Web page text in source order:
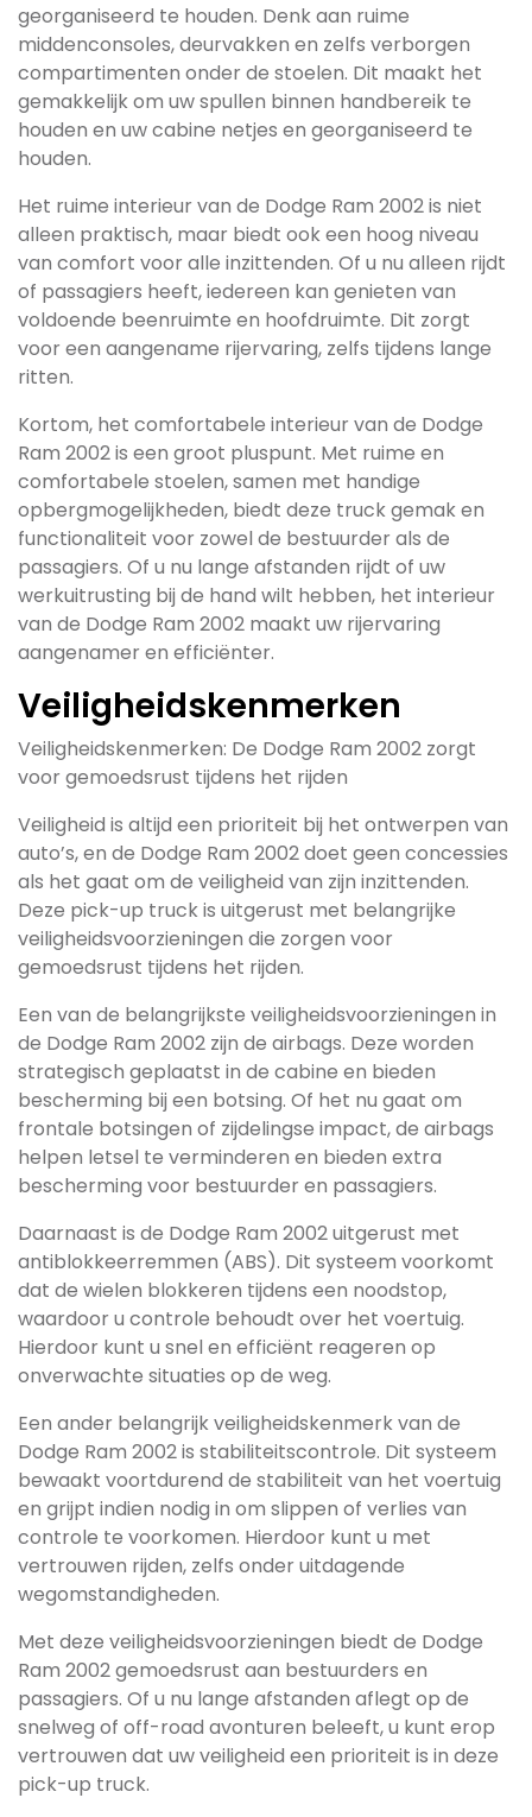
georganiseerd te houden. Denk aan ruime
middenconsoles, deurvakken en zelfs verborgen
compartimenten onder de stoelen. Dit maakt het
gemakkelijk om uw spullen binnen handbereik te
houden en uw cabine netjes en georganiseerd te
houden.
Het ruime interieur van de Dodge Ram 2002 is niet
alleen praktisch, maar biedt ook een hoog niveau
van comfort voor alle inzittenden. Of u nu alleen rijdt
of passagiers heeft, iedereen kan genieten van
voldoende beenruimte en hoofdruimte. Dit zorgt
voor een aangename rijervaring, zelfs tijdens lange
ritten.
Kortom, het comfortabele interieur van de Dodge
Ram 2002 is een groot pluspunt. Met ruime en
comfortabele stoelen, samen met handige
opbergmogelijkheden, biedt deze truck gemak en
functionaliteit voor zowel de bestuurder als de
passagiers. Of u nu lange afstanden rijdt of uw
werkuitrusting bij de hand wilt hebben, het interieur
van de Dodge Ram 2002 maakt uw rijervaring
aangenamer en efficiënter.
Veiligheidskenmerken
Veiligheidskenmerken: De Dodge Ram 2002 zorgt
voor gemoedsrust tijdens het rijden
Veiligheid is altijd een prioriteit bij het ontwerpen van
auto’s, en de Dodge Ram 2002 doet geen concessies
als het gaat om de veiligheid van zijn inzittenden.
Deze pick-up truck is uitgerust met belangrijke
veiligheidsvoorzieningen die zorgen voor
gemoedsrust tijdens het rijden.
Een van de belangrijkste veiligheidsvoorzieningen in
de Dodge Ram 2002 zijn de airbags. Deze worden
strategisch geplaatst in de cabine en bieden
bescherming bij een botsing. Of het nu gaat om
frontale botsingen of zijdelingse impact, de airbags
helpen letsel te verminderen en bieden extra
bescherming voor bestuurder en passagiers.
Daarnaast is de Dodge Ram 2002 uitgerust met
antiblokkeerremmen (ABS). Dit systeem voorkomt
dat de wielen blokkeren tijdens een noodstop,
waardoor u controle behoudt over het voertuig.
Hierdoor kunt u snel en efficiënt reageren op
onverwachte situaties op de weg.
Een ander belangrijk veiligheidskenmerk van de
Dodge Ram 2002 is stabiliteitscontrole. Dit systeem
bewaakt voortdurend de stabiliteit van het voertuig
en grijpt indien nodig in om slippen of verlies van
controle te voorkomen. Hierdoor kunt u met
vertrouwen rijden, zelfs onder uitdagende
wegomstandigheden.
Met deze veiligheidsvoorzieningen biedt de Dodge
Ram 2002 gemoedsrust aan bestuurders en
passagiers. Of u nu lange afstanden aflegt op de
snelweg of off-road avonturen beleeft, u kunt erop
vertrouwen dat uw veiligheid een prioriteit is in deze
pick-up truck.